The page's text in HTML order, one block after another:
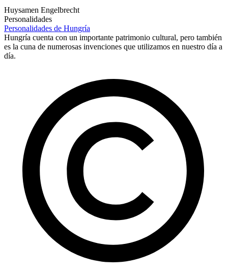
Huysamen Engelbrecht
Personalidades
Personalidades de Hungría
Hungría cuenta con un importante patrimonio cultural, pero también
es la cuna de numerosas invenciones que utilizamos en nuestro día a
día.